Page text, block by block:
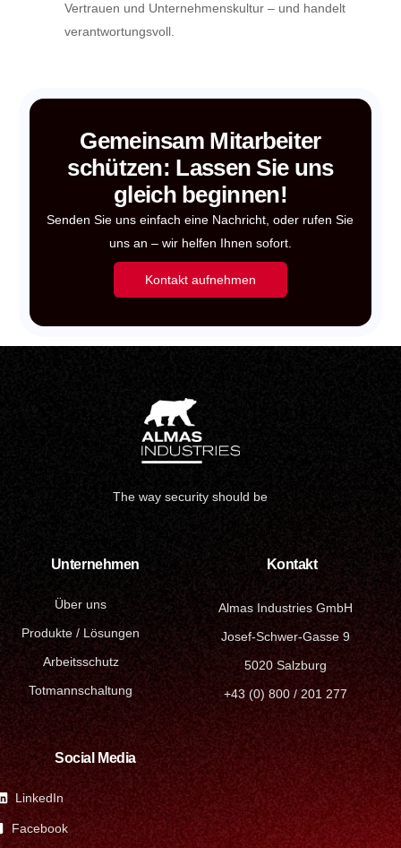
Vertrauen und Unternehmenskultur – und handelt
verantwortungsvoll.
Gemeinsam Mitarbeiter
schützen: Lassen Sie uns
gleich beginnen!
Senden Sie uns einfach eine Nachricht, oder rufen Sie
uns an – wir helfen Ihnen sofort.
Kontakt aufnehmen
The way security should be
Unternehmen
Über uns
Produkte / Lösungen
Arbeitsschutz
Totmannschaltung
Kontakt
Almas Industries GmbH
Josef-Schwer-Gasse 9
5020 Salzburg
+43 (0) 800 / 201 277
Social Media
LinkedIn
Facebook